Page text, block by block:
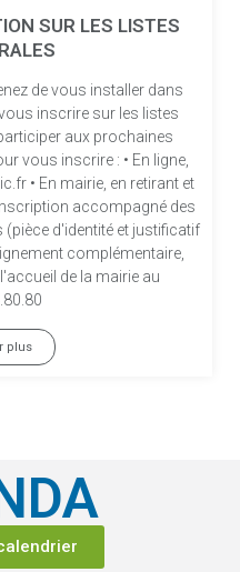
SUR LES LISTES
de vous installer dans
inscrire sur les listes
aux prochaines
vous inscrire : • En ligne,
• En mairie, en retirant et
accompagné des
d'identité et justificatif
complémentaire,
de la mairie au
plus